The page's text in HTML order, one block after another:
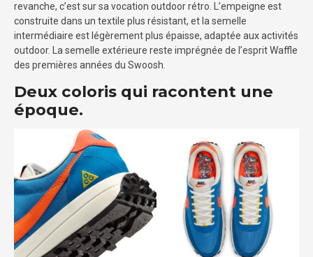
revanche, c’est sur sa vocation outdoor rétro. L’empeigne est
construite dans un textile plus résistant, et la semelle
intermédiaire est légèrement plus épaisse, adaptée aux activités
outdoor. La semelle extérieure reste imprégnée de l’esprit Waffle
des premières années du Swoosh.
Deux coloris qui racontent une
époque.